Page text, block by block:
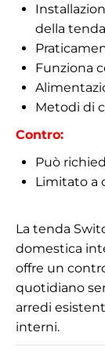
della
Funziona
Metodi di
Contro:
Può
Limitato a
La tenda
domestica
offre un
quotidiano
arredi
interni.